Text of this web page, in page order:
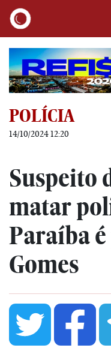
POLÍCIA
14/10/2024 12:20
Suspeito
matar
Paraíba
Gomes